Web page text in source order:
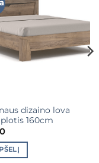
dizaino lova
160cm